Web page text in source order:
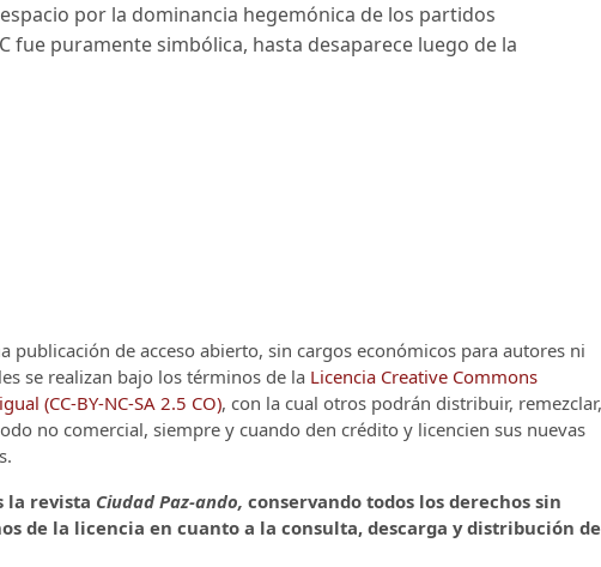
por la dominancia hegemónica de los partidos
fue puramente simbólica, hasta desaparece luego de la
publicación de acceso abierto, sin cargos económicos para autores ni
se realizan bajo los términos de la Licencia Creative Commons
(CC-BY-NC-SA 2.5 CO), con la cual otros podrán distribuir, remezclar,
no comercial, siempre y cuando den crédito y licencien sus nuevas
la revista Ciudad Paz-ando, conservando todos los derechos sin
de la licencia en cuanto a la consulta, descarga y distribución